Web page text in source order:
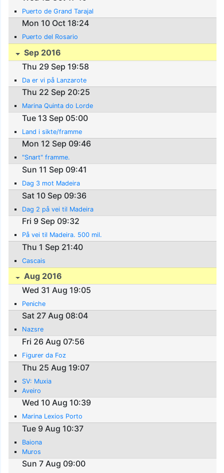
Puerto de Grand Tarajal
Mon 10 Oct 18:24
Puerto del Rosario
Sep 2016
Thu 29 Sep 19:58
Da er vi på Lanzarote
Thu 22 Sep 20:25
Marina Quinta do Lorde
Tue 13 Sep 05:00
Land i sikte/framme
Mon 12 Sep 09:46
"Snart" framme.
Sun 11 Sep 09:41
Dag 3 mot Madeira
Sat 10 Sep 09:36
Dag 2 på vei til Madeira
Fri 9 Sep 09:32
På vei til Madeira. 500 mil.
Thu 1 Sep 21:40
Cascais
Aug 2016
Wed 31 Aug 19:05
Peniche
Sat 27 Aug 08:04
Nazsre
Fri 26 Aug 07:56
Figurer da Foz
Thu 25 Aug 19:07
SV: Muxia
Aveiro
Wed 10 Aug 10:39
Marina Lexios Porto
Tue 9 Aug 10:37
Baiona
Muros
Sun 7 Aug 09:00